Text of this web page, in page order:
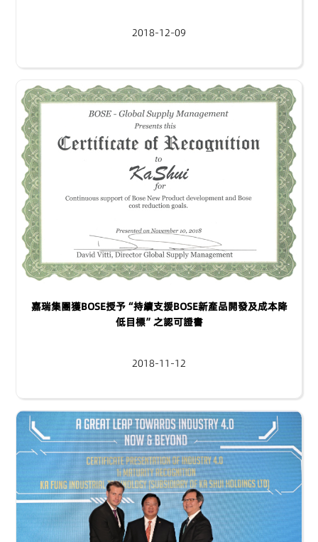
2018-12-09
嘉瑞集團獲BOSE授予“持續支援BOSE新產品開發及成本降
低目標”之認可證書
2018-11-12